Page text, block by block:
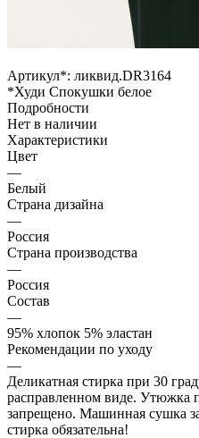
Артикул*: ликвид.DR3164
*Худи Спокушки белое
Подробности
Нет в наличии
Характеристики
Цвет
—
Белый
Страна дизайна
—
Россия
Страна производства
—
Россия
Состав
—
95% хлопок 5% эластан
Рекомендации по уходу
—
Деликатная стирка при 30
расправленном виде. Утюжка
запрещено. Машинная сушка
стирка обязательна!